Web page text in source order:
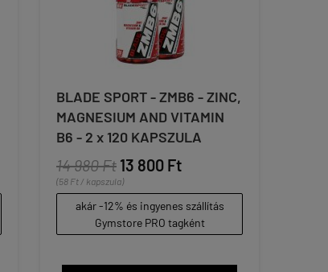
BLADE SPORT - ZMB6 - ZINC,
MAGNESIUM AND VITAMIN
B6 - 2 x 120 KAPSZULA
14 980 Ft 13 800 Ft
(58 Ft / kapszula)
akár -12% és ingyenes szállítás
Gymstore PRO tagként